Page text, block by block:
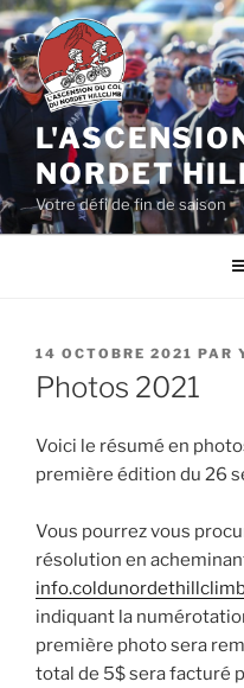
Aller
au
contenu
principal
NORDET
Votre défi de fin de saison
PUBLIÉ
LE
14 OCTOBRE 2021 PAR
Photos 2021
Voici le résumé en
première édition du 26
Vous pourrez vous
résolution en
indiquant la
première photo sera
total de 5$ sera facturé